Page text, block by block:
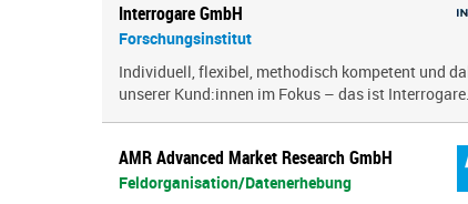
Interrogare GmbH
Forschungsinstitut
Individuell, flexibel, methodisch kompetent und
unserer Kund:innen im Fokus – das ist
AMR Advanced Market Research GmbH
Feldorganisation/Datenerhebung